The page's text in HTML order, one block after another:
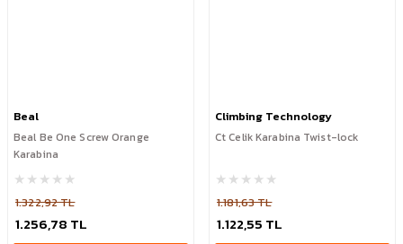
Beal
Beal Be One Screw Orange
Karabina
1.322,92 TL
1.256,78 TL
Climbing Technology
Ct Celik Karabina Twist-lock
1.181,63 TL
1.122,55 TL